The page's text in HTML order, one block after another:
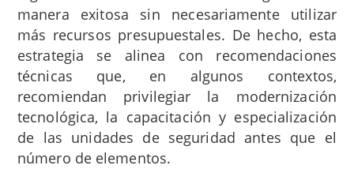
manera exitosa sin necesariamente utilizar
más recursos presupuestales. De hecho, esta
estrategia se alinea con recomendaciones
técnicas que, en algunos contextos,
recomiendan privilegiar la modernización
tecnológica, la capacitación y especialización
de las unidades de seguridad antes que el
número de elementos.